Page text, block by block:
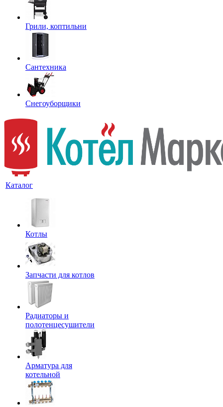
Грили, коптильни
Сантехника
Снегоуборщики
Каталог
Котлы
Запчасти для котлов
Радиаторы и
полотенцесушители
Арматура для
котельной